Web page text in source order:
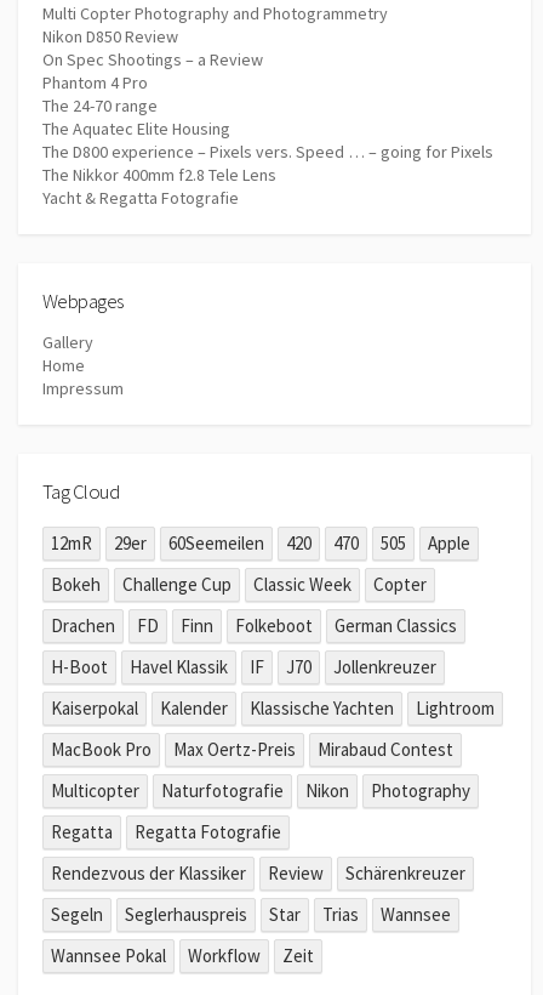
Multi Copter Photography and Photogrammetry
Nikon D850 Review
On Spec Shootings – a Review
Phantom 4 Pro
The 24-70 range
The Aquatec Elite Housing
The D800 experience – Pixels vers. Speed … – going for Pixels
The Nikkor 400mm f2.8 Tele Lens
Yacht & Regatta Fotografie
Webpages
Gallery
Home
Impressum
Tag Cloud
12mR 29er 60Seemeilen 420 470 505
Apple
Bokeh
Challenge Cup Classic Week
Copter
Drachen
FD Finn Folkeboot
German Classics
H-Boot
Havel Klassik IF J70
Jollenkreuzer
Kaiserpokal
Kalender Klassische Yachten
Lightroom
MacBook Pro
Max Oertz-Preis
Mirabaud Contest
Multicopter
Naturfotografie Nikon
Photography
Regatta
Regatta Fotografie
Rendezvous der Klassiker
Review
Schärenkreuzer
Segeln
Seglerhauspreis Star Trias
Wannsee
Wannsee Pokal
Workflow Zeit